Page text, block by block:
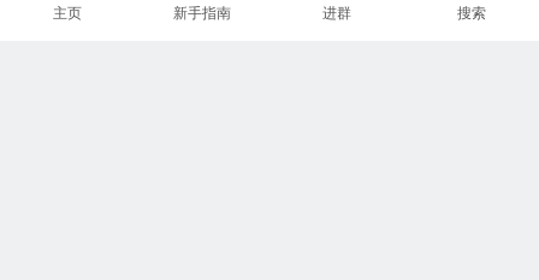
主页 新手指南 进群 搜索